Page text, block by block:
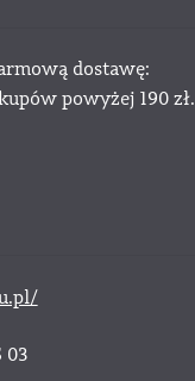
dostawę:
powyżej 190 zł.
03